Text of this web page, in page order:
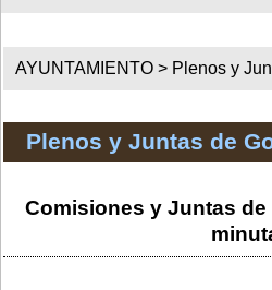
AYUNTAMIENTO > Plenos y
Plenos y Juntas de
Comisiones y Juntas